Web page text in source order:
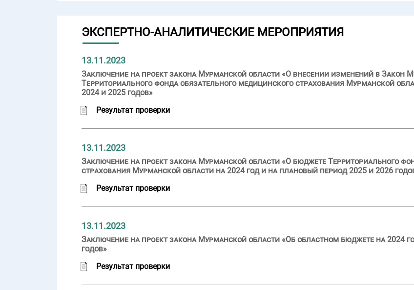
ЭКСПЕРТНО-АНАЛИТИЧЕСКИЕ МЕРОПРИЯТИЯ
13.11.2023
Заключение на проект закона Мурманской области «О внесении изменений в Закон
Территориального фонда обязательного медицинского страхования Мурманской
2024 и 2025 годов»
Результат проверки
13.11.2023
Заключение на проект закона Мурманской области «О бюджете Территориального
страхования Мурманской области на 2024 год и на плановый период 2025 и 2026
Результат проверки
13.11.2023
Заключение на проект закона Мурманской области «Об областном бюджете на 2024
годов»
Результат проверки